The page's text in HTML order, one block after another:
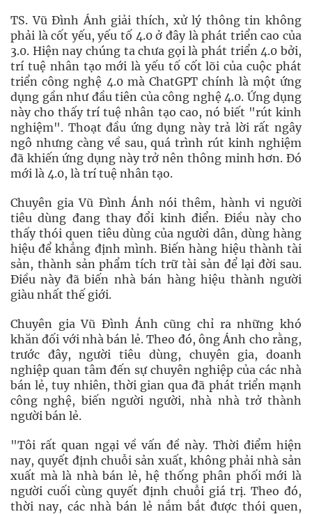
TS. Vũ Đình Ánh giải thích, xử lý thông tin không
phải là cốt yếu, yếu tố 4.0 ở đây là phát triển cao của
3.0. Hiện nay chúng ta chưa gọi là phát triển 4.0 bởi,
trí tuệ nhân tạo mới là yếu tố cốt lõi của cuộc phát
triển công nghệ 4.0 mà ChatGPT chính là một ứng
dụng gần như đầu tiên của công nghệ 4.0. Ứng dụng
này cho thấy trí tuệ nhân tạo cao, nó biết "rút kinh
nghiệm". Thoạt đầu ứng dụng này trả lời rất ngây
ngô nhưng càng về sau, quá trình rút kinh nghiệm
đã khiến ứng dụng này trở nên thông minh hơn. Đó
mới là 4.0, là trí tuệ nhân tạo.
Chuyên gia Vũ Đình Ánh nói thêm, hành vi người
tiêu dùng đang thay đổi kinh điển. Điều này cho
thấy thói quen tiêu dùng của người dân, dùng hàng
hiệu để khẳng định mình. Biến hàng hiệu thành tài
sản, thành sản phẩm tích trữ tài sản để lại đời sau.
Điều này đã biến nhà bán hàng hiệu thành người
giàu nhất thế giới.
Chuyên gia Vũ Đình Ánh cũng chỉ ra những khó
khăn đối với nhà bán lẻ. Theo đó, ông Ánh cho rằng,
trước đây, người tiêu dùng, chuyên gia, doanh
nghiệp quan tâm đến sự chuyên nghiệp của các nhà
bán lẻ, tuy nhiên, thời gian qua đã phát triển mạnh
công nghệ, biến người người, nhà nhà trở thành
người bán lẻ.
"Tôi rất quan ngại về vấn đề này. Thời điểm hiện
nay, quyết định chuỗi sản xuất, không phải nhà sản
xuất mà là nhà bán lẻ, hệ thống phân phối mới là
người cuối cùng quyết định chuỗi giá trị. Theo đó,
thời nay, các nhà bán lẻ nắm bắt được thói quen,